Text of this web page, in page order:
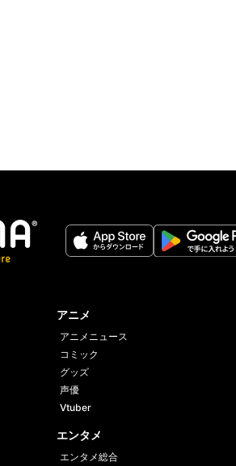
アニメ
アニメニュース
コミック
グッズ
声優
Vtuber
エンタメ
エンタメ総合